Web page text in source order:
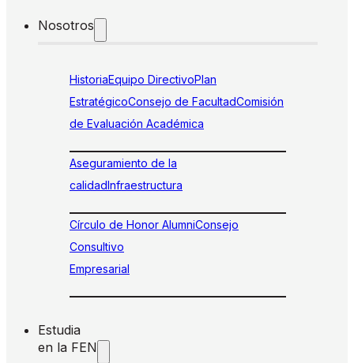
Nosotros
HistoriaEquipo DirectivoPlan
EstratégicoConsejo de FacultadComisión
de Evaluación Académica
Aseguramiento de la
calidadInfraestructura
Círculo de Honor AlumniConsejo
Consultivo
Empresarial
Estudia
en la FEN